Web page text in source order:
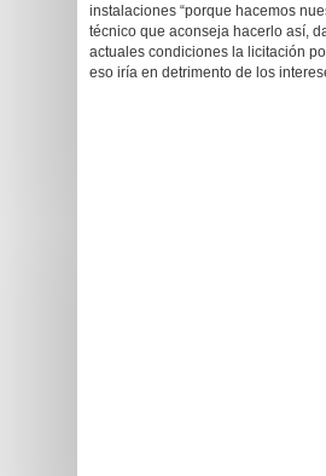
instalaciones “porque hacemos
técnico que aconseja hacerlo así,
actuales condiciones la licitación
eso iría en detrimento de los